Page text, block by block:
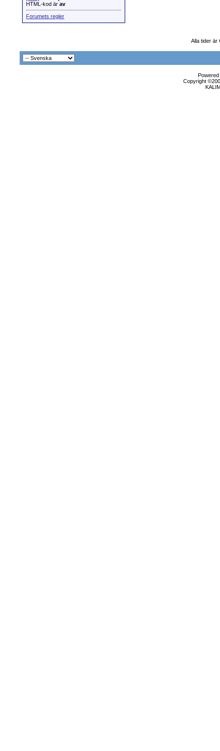
HTML-kod är av
Forumets regler
Alla tider är
Copyright